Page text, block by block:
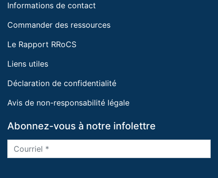
Informations de contact
Commander des ressources
Le Rapport RRoCS
Liens utiles
Déclaration de confidentialité
Avis de non-responsabilité légale
Abonnez-vous à notre infolettre